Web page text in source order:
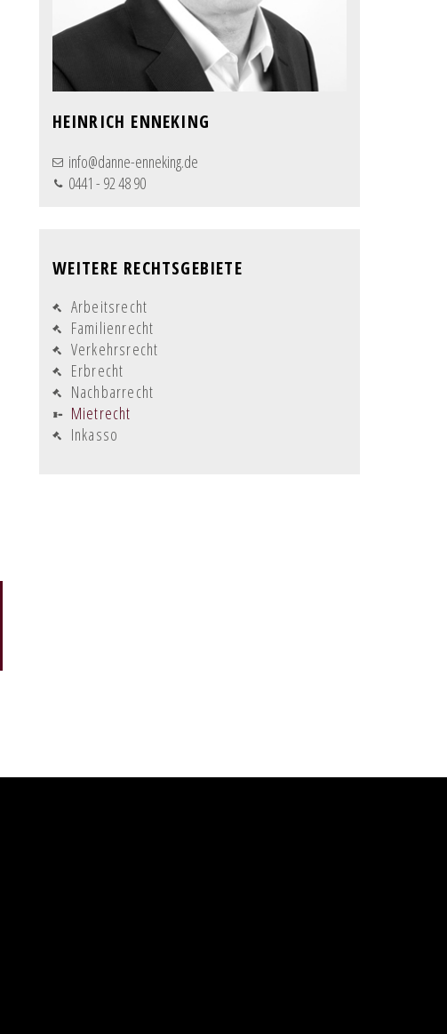
HEINRICH ENNEKING
info@danne-enneking.de
0441 - 92 48 90
WEITERE RECHTSGEBIETE
Navigation
überspringen
Arbeitsrecht
Familienrecht
Verkehrsrecht
Erbrecht
Nachbarrecht
Mietrecht
Inkasso